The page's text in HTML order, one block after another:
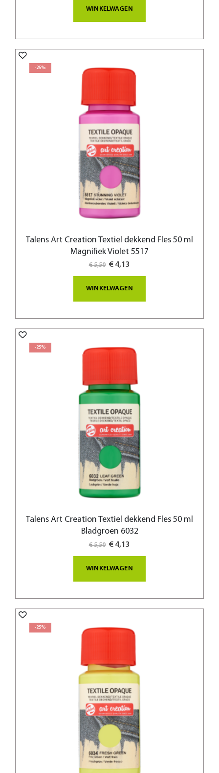
WINKELWAGEN
-25%
Talens Art Creation Textiel dekkend Fles 50 ml
Magnifiek Violet 5517
€ 5,50
Special
Price
€ 4,13
WINKELWAGEN
-25%
Talens Art Creation Textiel dekkend Fles 50 ml
Bladgroen 6032
€ 5,50
Special
Price
€ 4,13
WINKELWAGEN
-25%